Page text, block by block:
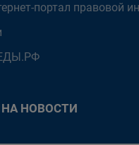
портал правовой
НОВОСТИ